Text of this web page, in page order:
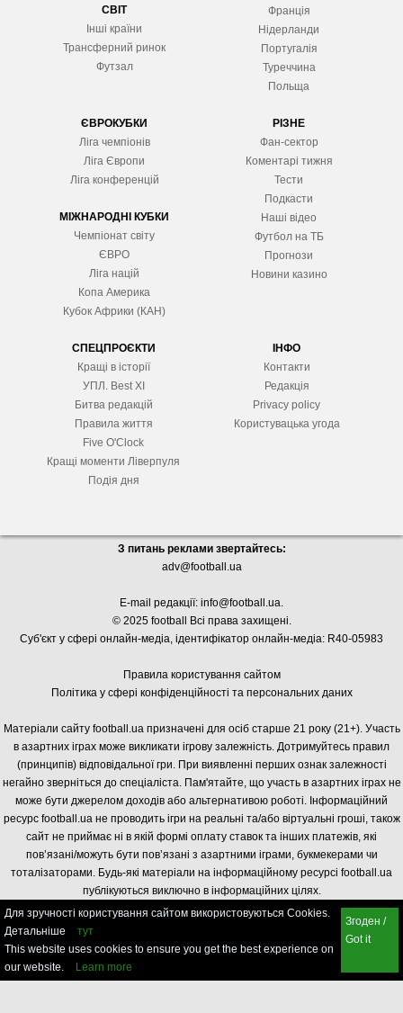
СВІТ
Інші країни
Трансферний ринок
Футзал
Франція
Нідерланди
Португалія
Туреччина
Польща
ЄВРОКУБКИ
Ліга чемпіонів
Ліга Європи
Ліга конференцій
МІЖНАРОДНІ КУБКИ
Чемпіонат світу
ЄВРО
Ліга націй
Копа Америка
Кубок Африки (КАН)
РІЗНЕ
Фан-сектор
Коментарі тижня
Тести
Подкасти
Наші відео
Футбол на ТБ
Прогнози
Новини казино
СПЕЦПРОЄКТИ
Кращі в історії
УПЛ. Best XІ
Битва редакцій
Правила життя
Five O'Clock
Кращі моменти Ліверпуля
Подія дня
ІНФО
Контакти
Редакція
Privacy policy
Користувацька угода
З питань реклами звертайтесь:
adv@football.ua
E-mail редакції: info@football.ua.
© 2025 football Всі права захищені.
Суб'єкт у сфері онлайн-медіа, ідентифікатор онлайн-медіа: R40-05983
Правила користування сайтом
Політика у сфері конфіденційності та персональних даних
Матеріали сайту football.ua призначені для осіб старше 21 року (21+). Участь
в азартних іграх може викликати ігрову залежність. Дотримуйтесь правил
(принципів) відповідальної гри. При виявленні перших ознак залежності
негайно зверніться до спеціаліста. Пам'ятайте, що участь в азартних іграх не
може бути джерелом доходів або альтернативою роботі. Інформаційний
ресурс football.ua не проводить ігри на реальні та/або віртуальні гроші, також
сайт не приймає ні в якій формі оплату ставок та інших платежів, які
пов’язані/можуть бути пов’язані з азартними іграми, букмекерами чи
тоталізаторами. Будь-які матеріали на інформаційному ресурсі football.ua
публікуються виключно в інформаційних цілях.
Для зручності користування сайтом використовуються Cookies.
Детальніше
тут
This website uses cookies to ensure you get the best experience on
our website.
Learn more
Згоден /
Got it